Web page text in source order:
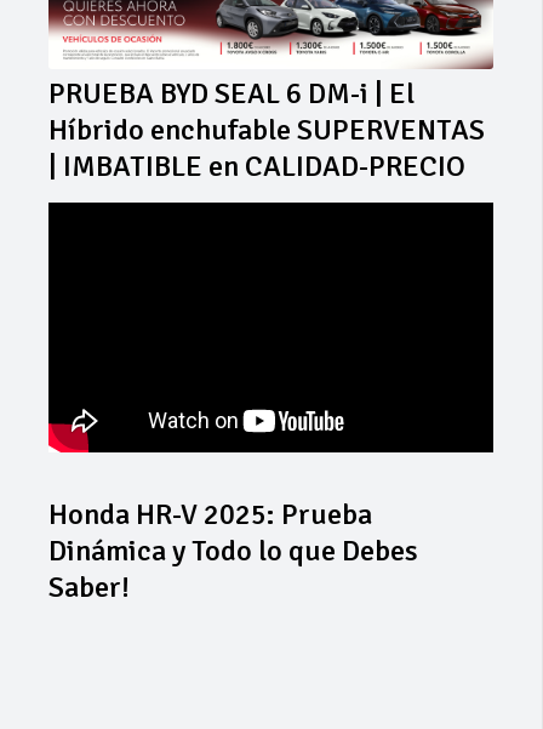
PRUEBA BYD SEAL 6 DM-i | El
Híbrido enchufable SUPERVENTAS
| IMBATIBLE en CALIDAD-PRECIO
Honda HR-V 2025: Prueba
Dinámica y Todo lo que Debes
Saber!